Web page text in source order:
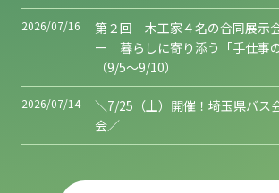
2026/07/16
第２回 木工家４名の合同展示
ー 暮らしに寄り添う「手仕事
（9/5～9/10）
2026/07/14
＼7/25（土）開催！埼玉県バス
会／